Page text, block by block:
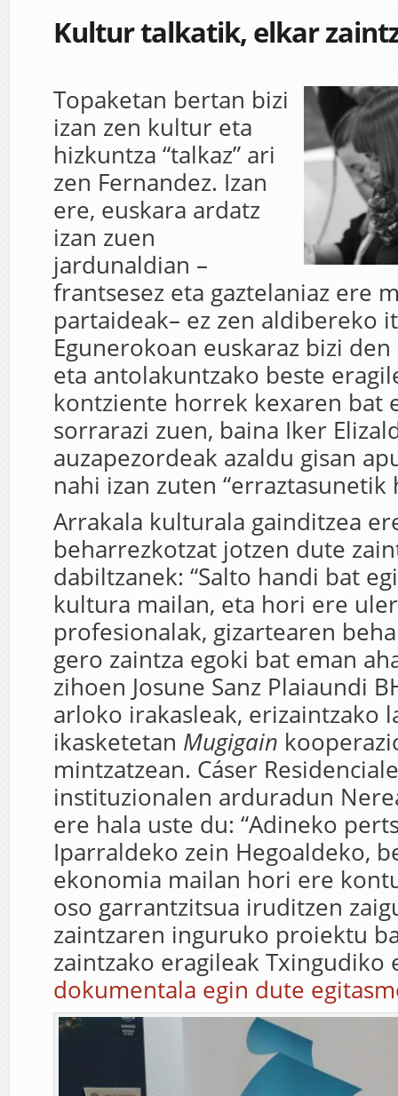
Kultur talkatik, elkar
Topaketan bertan bizi
izan zen kultur eta
hizkuntza “talkaz” ari
zen Fernandez. Izan
ere, euskara ardatz
izan zuen
jardunaldian –
frantsesez eta gaztelaniaz ere
partaideak– ez zen aldibereko
Egunerokoan euskaraz bizi
eta antolakuntzako beste
kontziente horrek kexaren bat
sorrarazi zuen, baina Iker
auzapezordeak azaldu gisan
nahi izan zuten “erraztasunetik
Arrakala kulturala gainditzea
beharrezkotzat jotzen dute
dabiltzanek: “Salto handi bat
kultura mailan, eta hori ere
profesionalak, gizartearen
gero zaintza egoki bat eman
zihoen Josune Sanz Plaiaundi
arloko irakasleak, erizaintzako
ikasketetan Mugigain
mintzatzean. Cáser
instituzionalen arduradun
ere hala uste du: “Adineko
Iparraldeko zein Hegoaldeko,
ekonomia mailan hori ere
oso garrantzitsua iruditzen
zaintzaren inguruko proiektu
zaintzako eragileak Txingudiko
dokumentala egin dute